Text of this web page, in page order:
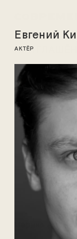
Марина
Евгений
АКТЁР